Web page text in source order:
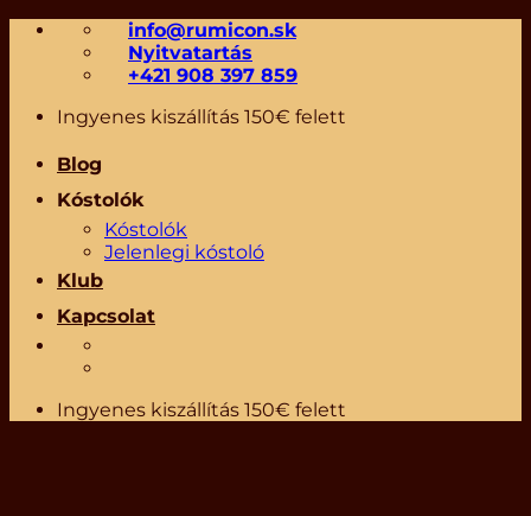
Skip
content
info@rumicon.sk
Nyitvatartás
+421 908 397 859
Ingyenes kiszállítás 150€ felett
Blog
Kóstolók
Kóstolók
Jelenlegi kóstoló
Klub
Kapcsolat
Ingyenes kiszállítás 150€ felett